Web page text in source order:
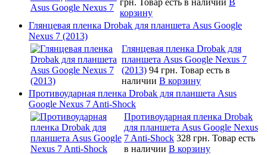
корзину
Глянцевая пленка Drobak для планшета Asus Google
Nexus 7 (2013)
Глянцевая пленка Drobak для
планшета Asus Google Nexus 7
(2013) 94 грн. Товар есть в
наличии В корзину
Противоударная пленка Drobak для планшета Asus
Google Nexus 7 Anti-Shock
Противоударная пленка Drobak
для планшета Asus Google Nexus
7 Anti-Shock 328 грн. Товар есть
в наличии В корзину